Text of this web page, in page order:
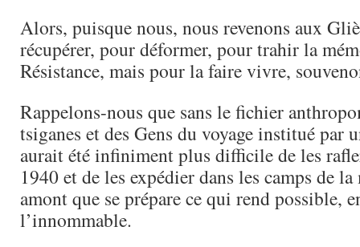
Alors, puisque nous, nous revenons aux
récupérer, pour déformer, pour trahir la
Résistance, mais pour la faire vivre,
Rappelons-nous que sans le fichier
tsiganes et des Gens du voyage institué par
aurait été infiniment plus difficile de les
1940 et de les expédier dans les camps de
amont que se prépare ce qui rend possible,
l’innommable.